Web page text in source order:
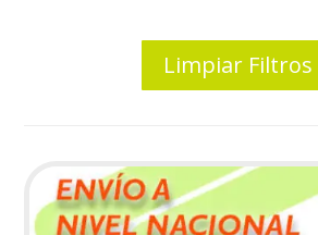
Limpiar Filtros